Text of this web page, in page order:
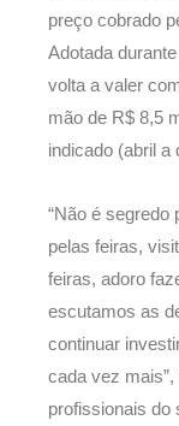
preço cobrado
Adotada
volta a valer
mão de R$ 8,5
indicado (abril a
“Não é segredo
pelas feiras,
feiras, adoro
escutamos as
continuar
cada vez
profissionais do